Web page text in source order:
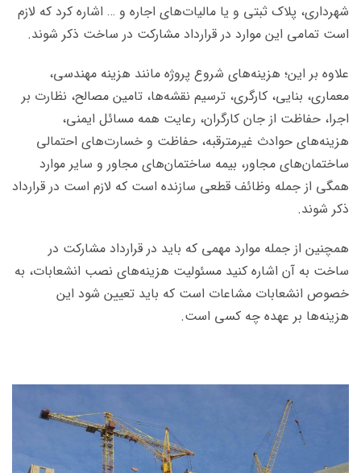
شهرداری، پلاک ثبتی و یا مالیات‌های اجاره و … اشاره کرد که لازم
است تمامی این موارد در قرارداد مشارکت در ساخت ذکر شوند.
علاوه بر این؛ هزینه‌های شروع پروژه مانند هزینه مهندسی،
معماری، بنایی، کارگری، ترسیم نقشه‌ها، تامین مصالح، نظارت بر
اجرا، حفاظت از جان کارگران، رعایت همه مسائل ایمنی،
هزینه‌های حوادث غیرمترقبه، حفاظت و خسارت‌های احتمالی
ساختمان‌های مجاور، بیمه ساختمان‌های مجاور و سایر موارد
همگی از جمله وظائف قطعی سازنده است که لازم است در قرارداد
ذکر شوند.
همچنین از جمله موارد مهمی که باید در قرارداد مشارکت در
ساخت به آن اشاره کنید مسئولیت هزینه‌های نصب انشعابات، به
خصوص انشعابات مشاعات است که باید تعیین شود این
هزینه‌ها بر عهده چه کسی است.